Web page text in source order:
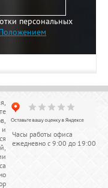
персональных
Часы работы офиса
ежедневно с 9:00 до 19:00